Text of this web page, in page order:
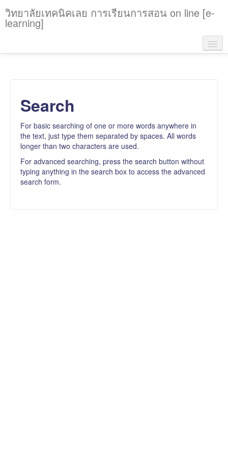
วิทยาลัยเทคนิคเลย การเรียนการสอน on line [e-
learning]
English ‎(en)‎
You are not logged in. (
Search
For basic searching of one or more words anywhere in
the text, just type them separated by spaces. All words
longer than two characters are used.
For advanced searching, press the search button without
typing anything in the search box to access the advanced
search form.